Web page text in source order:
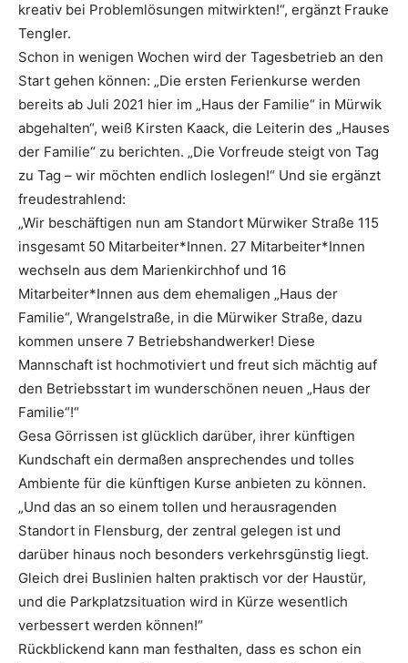
kreativ bei Problemlösungen mitwirkten!“, ergänzt Frauke
Tengler.
Schon in wenigen Wochen wird der Tagesbetrieb an den
Start gehen können: „Die ersten Ferienkurse werden
bereits ab Juli 2021 hier im „Haus der Familie“ in Mürwik
abgehalten“, weiß Kirsten Kaack, die Leiterin des „Hauses
der Familie“ zu berichten. „Die Vorfreude steigt von Tag
zu Tag – wir möchten endlich loslegen!“ Und sie ergänzt
freudestrahlend:
„Wir beschäftigen nun am Standort Mürwiker Straße 115
insgesamt 50 Mitarbeiter*Innen. 27 Mitarbeiter*Innen
wechseln aus dem Marienkirchhof und 16
Mitarbeiter*Innen aus dem ehemaligen „Haus der
Familie“, Wrangelstraße, in die Mürwiker Straße, dazu
kommen unsere 7 Betriebshandwerker! Diese
Mannschaft ist hochmotiviert und freut sich mächtig auf
den Betriebsstart im wunderschönen neuen „Haus der
Familie“!“
Gesa Görrissen ist glücklich darüber, ihrer künftigen
Kundschaft ein dermaßen ansprechendes und tolles
Ambiente für die künftigen Kurse anbieten zu können.
„Und das an so einem tollen und herausragenden
Standort in Flensburg, der zentral gelegen ist und
darüber hinaus noch besonders verkehrsgünstig liegt.
Gleich drei Buslinien halten praktisch vor der Haustür,
und die Parkplatzsituation wird in Kürze wesentlich
verbessert werden können!“
Rückblickend kann man festhalten, dass es schon ein